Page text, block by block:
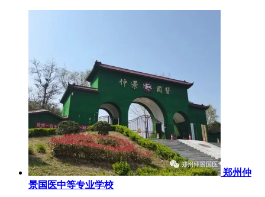
郑州仲
景国医中等专业学校